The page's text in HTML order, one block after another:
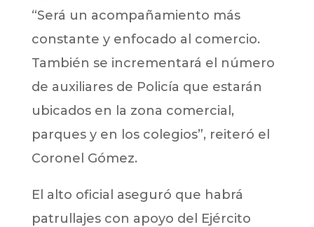
“Será un acompañamiento más
constante y enfocado al comercio.
También se incrementará el número
de auxiliares de Policía que estarán
ubicados en la zona comercial,
parques y en los colegios”, reiteró el
Coronel Gómez.
El alto oficial aseguró que habrá
patrullajes con apoyo del Ejército